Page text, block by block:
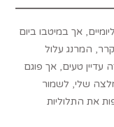
אך במיטבו ביום
המרנג עלול
עדיין טעים, אך פוגם
שלי, לשמור
את התלוליות